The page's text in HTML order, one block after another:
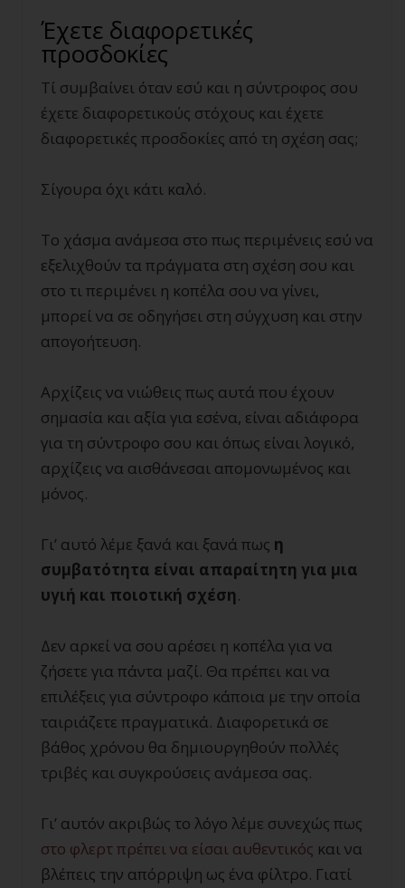
Έχετε διαφορετικές
προσδοκίες
Τί συμβαίνει όταν εσύ και η σύντροφος σου
έχετε διαφορετικούς στόχους και έχετε
διαφορετικές προσδοκίες από τη σχέση σας;
Σίγουρα όχι κάτι καλό.
Το χάσμα ανάμεσα στο πως περιμένεις εσύ να
εξελιχθούν τα πράγματα στη σχέση σου και
στο τι περιμένει η κοπέλα σου να γίνει,
μπορεί να σε οδηγήσει στη σύγχυση και στην
απογοήτευση.
Αρχίζεις να νιώθεις πως αυτά που έχουν
σημασία και αξία για εσένα, είναι αδιάφορα
για τη σύντροφο σου και όπως είναι λογικό,
αρχίζεις να αισθάνεσαι απομονωμένος και
μόνος.
Γι’ αυτό λέμε ξανά και ξανά πως η
συμβατότητα είναι απαραίτητη για μια
υγιή και ποιοτική σχέση.
Δεν αρκεί να σου αρέσει η κοπέλα για να
ζήσετε για πάντα μαζί. Θα πρέπει και να
επιλέξεις για σύντροφο κάποια με την οποία
ταιριάζετε πραγματικά. Διαφορετικά σε
βάθος χρόνου θα δημιουργηθούν πολλές
τριβές και συγκρούσεις ανάμεσα σας.
Γι’ αυτόν ακριβώς το λόγο λέμε συνεχώς πως
στο φλερτ πρέπει να είσαι αυθεντικός και να
βλέπεις την απόρριψη ως ένα φίλτρο. Γιατί